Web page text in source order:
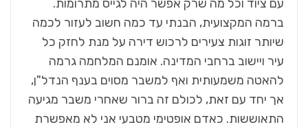
עם ציוד וכל מה שרק אפשר היה לגייס מתרומות.
ברמה המקצועית, הבנתי עד כמה חשוב לעזור לכמה
שיותר זוגות צעירים לרכוש דירה על מנת לחזק כל
עיר ויישוב ברחבי המדינה. אומנם המלחמה גרמה
להאטה משמעותית ואף למשבר מסוים בענף הנדל"ן,
אך יחד עם זאת, לכולם זה ברור שאחרי משבר מגיעה
התאוששות. כאדם אופטימי מטבעי אני לא מאפשרת